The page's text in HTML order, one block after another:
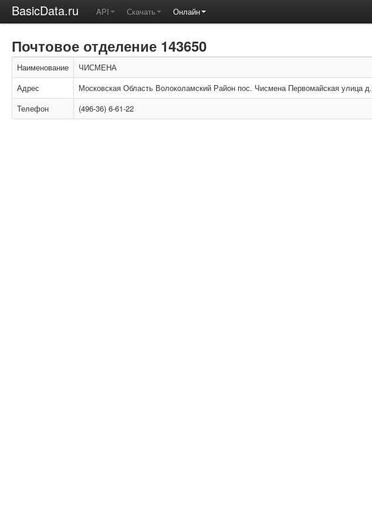
BasicData.ru API Скачать Онлайн
Почтовое отделение 143650
Наименование
ЧИСМЕНА
Адрес
Московская Область Волоколамский Район пос. Чисмена Первомайская улица
Телефон
(496-36) 6-61-22